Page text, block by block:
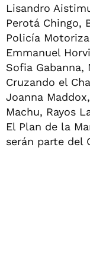
Lisandro
Perotá Chingo,
Policía
Emmanuel
Sofia Gabanna,
Cruzando el
Joanna
Machu, Rayos
El Plan de la
serán parte del